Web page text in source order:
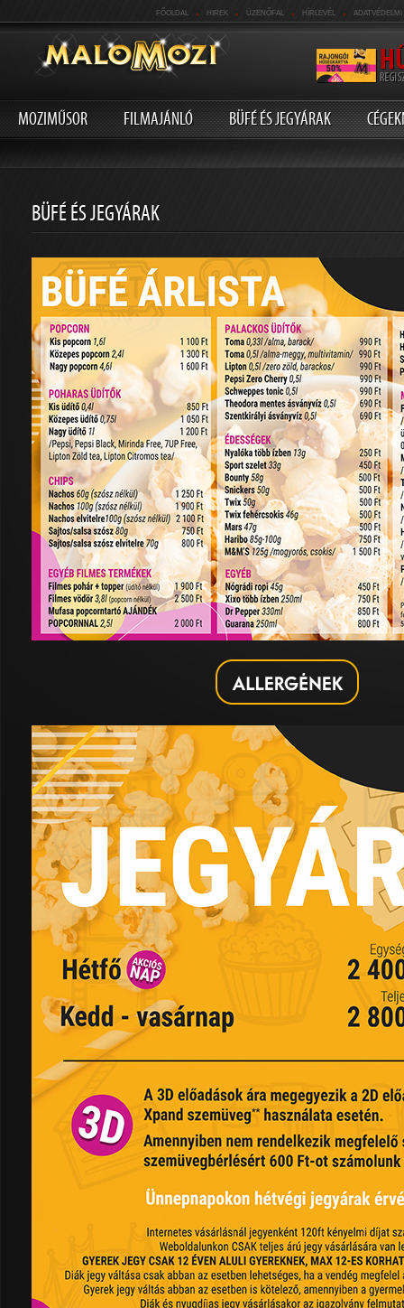
FŐOLDAL . HIREK . ÜZENŐFAL . HÍRLEVÉL . ADATVÉDELMI
MOZIMŰSOR FILMAJÁNLÓ BÜFÉ ÉS JEGYÁRAK
BÜFÉ ÉS JEGYÁRAK